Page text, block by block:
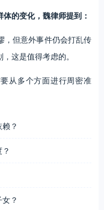
的变化，魏律师提到：
，但意外事件仍会打乱传
这是值得考虑的。
从多个方面进行周密准
？
？